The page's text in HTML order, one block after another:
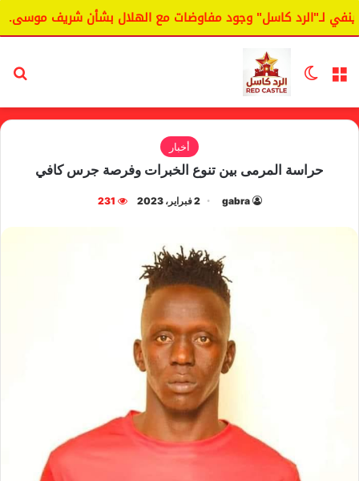
لـ"الرد كاسل" وجود مفاوضات مع الهلال بشأن شريف موسى.
القائمة الوضع المظلم
أخبار
حراسة المرمى بين تنوع الخبرات وفرصة جرس كافي
gabra 2 فبراير، 2023 231